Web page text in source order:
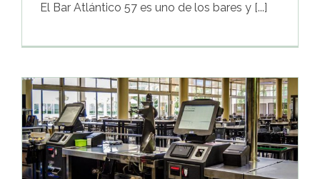
El Bar Atlántico 57 es uno de los bares y [...]